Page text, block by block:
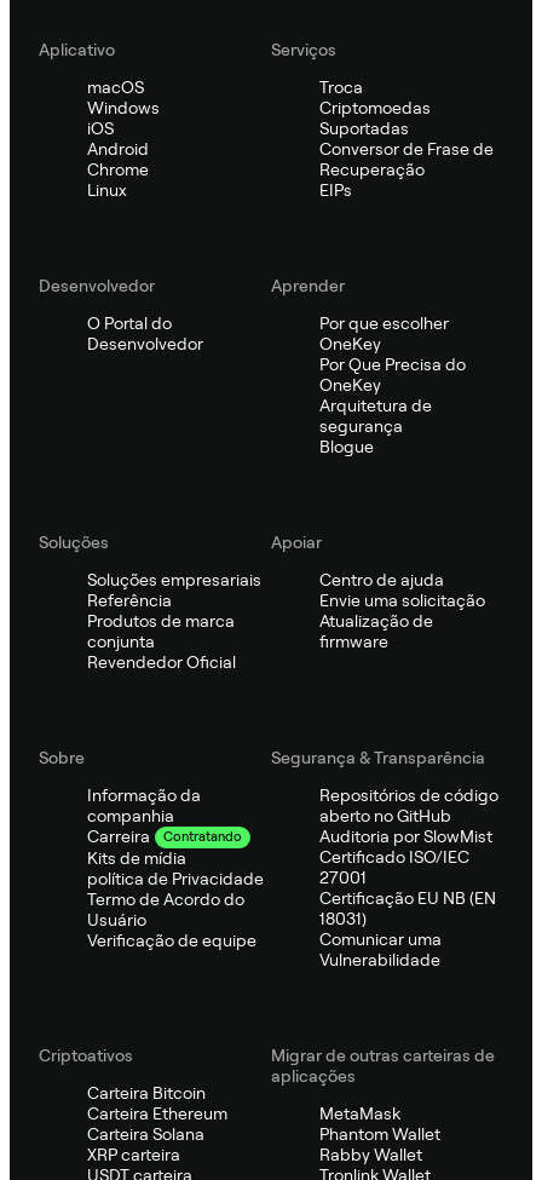
Aplicativo
macOS
Windows
iOS
Android
Chrome
Linux
Serviços
Troca
Criptomoedas
Suportadas
Conversor de Frase de
Recuperação
EIPs
Desenvolvedor
O Portal do
Desenvolvedor
Aprender
Por que escolher
OneKey
Por Que Precisa do
OneKey
Arquitetura de
segurança
Blogue
Soluções
Soluções empresariais
Referência
Produtos de marca
conjunta
Revendedor Oficial
Apoiar
Centro de ajuda
Envie uma solicitação
Atualização de
firmware
Sobre
Informação da
companhia
Carreira
Contratando
Kits de mídia
política de Privacidade
Termo de Acordo do
Usuário
Verificação de equipe
Segurança & Transparência
Repositórios de código
aberto no GitHub
Auditoria por SlowMist
Certificado ISO/IEC
27001
Certificação EU NB (EN
18031)
Comunicar uma
Vulnerabilidade
Criptoativos
Carteira Bitcoin
Carteira Ethereum
Carteira Solana
XRP carteira
USDT carteira
Migrar de outras carteiras de
aplicações
MetaMask
Phantom Wallet
Rabby Wallet
Tronlink Wallet